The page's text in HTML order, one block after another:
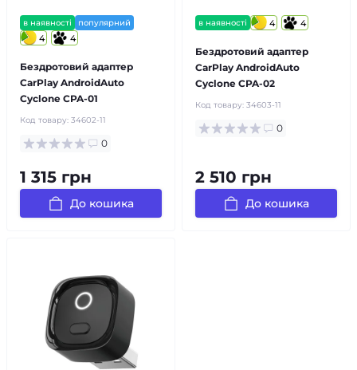
в наявності популярний
4 4
Бездротовий адаптер
CarPlay AndroidAuto
Cyclone CPA-01
Код товару: 34602-11
0
1 315 грн
До кошика
в наявності 4 4
Бездротовий адаптер
CarPlay AndroidAuto
Cyclone CPA-02
Код товару: 34603-11
0
2 510 грн
До кошика